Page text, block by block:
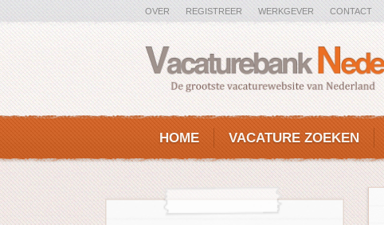
OVER REGISTREER WERKGEVER CONTACT
HOME VACATURE ZOEKEN